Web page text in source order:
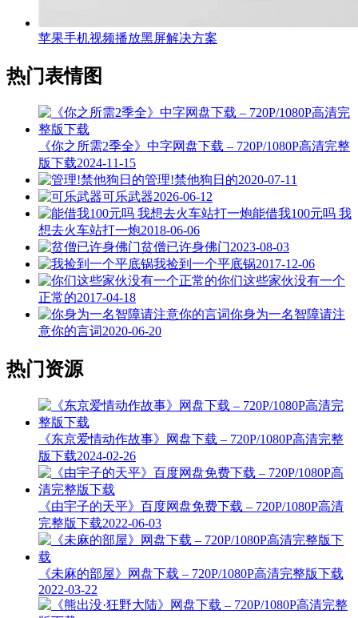
苹果手机视频播放黑屏解决方案
热门表情图
《你之所需2季全》中字网盘下载 – 720P/1080P高清完整
版下载2024-11-15
管理!禁他狗日的2020-07-11
可乐武器2026-06-12
能借我100元吗 我
想去火车站打一炮2018-06-06
贫僧已许身佛门2023-08-03
我捡到一个平底锅2017-12-06
你们这些家伙没有一个
正常的2017-04-18
你身为一名智障请注
意你的言词2020-06-20
热门资源
《东京爱情动作故事》网盘下载 – 720P/1080P高清完整
版下载2024-02-26
《由宇子的天平》百度网盘免费下载 – 720P/1080P高清
完整版下载2022-06-03
《未麻的部屋》网盘下载 – 720P/1080P高清完整版下载
2022-03-22